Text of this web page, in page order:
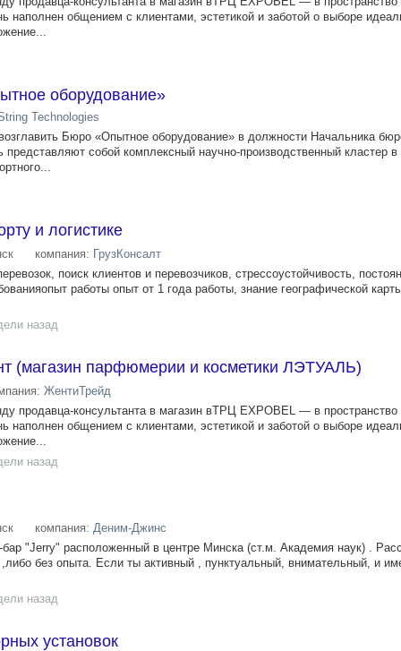
наполнен общением с клиентами, эстетикой и заботой о выборе
оборудование»
Technologies
Бюро «Опытное оборудование» в должности Начальника
представляют собой комплексный научно-производственный кластер
и логистике
компания: ГрузКонсалт
поиск клиентов и перевозчиков, стрессоустойчивость,
работы опыт от 1 года работы, знание географической
назад
(магазин парфюмерии и косметики ЛЭТУАЛЬ)
ЖентиТрейд
продавца-консультанта в магазин вТРЦ EXPOBEL — в пространство
наполнен общением с клиентами, эстетикой и заботой о выборе
назад
компания: Деним-Джинс
"Jerry" расположенный в центре Минска (ст.м. Академия наук) .
без опыта. Если ты активный , пунктуальный, внимательный, и
назад
установок